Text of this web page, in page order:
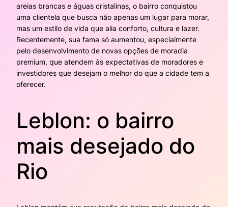
areias brancas e águas cristalinas, o bairro conquistou
uma clientela que busca não apenas um lugar para morar,
mas um estilo de vida que alia conforto, cultura e lazer.
Recentemente, sua fama só aumentou, especialmente
pelo desenvolvimento de novas opções de moradia
premium, que atendem às expectativas de moradores e
investidores que desejam o melhor do que a cidade tem a
oferecer.
Leblon: o bairro
mais desejado do
Rio